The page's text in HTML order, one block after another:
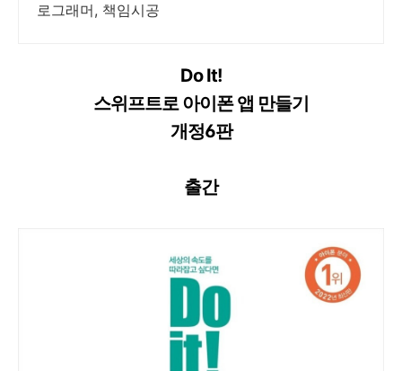
로그래머, 책임시공
Do It!
스위프트로 아이폰 앱 만들기
개정6판
출간